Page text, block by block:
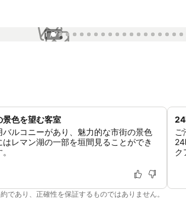
1 / 77
景色を望む客室
ルコニーがあり、魅力的な市街の景色
レマン湖の一部を垣間見ることができ
24
ご
ク
であり、正確性を保証するものではありません。